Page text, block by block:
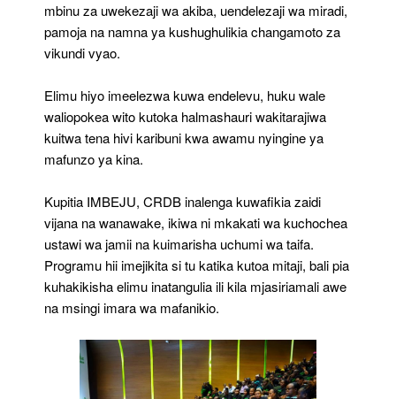
mbinu za uwekezaji wa akiba, uendelezaji wa miradi,
pamoja na namna ya kushughulikia changamoto za
vikundi vyao.
Elimu hiyo imeelezwa kuwa endelevu, huku wale
waliopokea wito kutoka halmashauri wakitarajiwa
kuitwa tena hivi karibuni kwa awamu nyingine ya
mafunzo ya kina.
Kupitia IMBEJU, CRDB inalenga kuwafikia zaidi
vijana na wanawake, ikiwa ni mkakati wa kuchochea
ustawi wa jamii na kuimarisha uchumi wa taifa.
Programu hii imejikita si tu katika kutoa mitaji, bali pia
kuhakikisha elimu inatangulia ili kila mjasiriamali awe
na msingi imara wa mafanikio.